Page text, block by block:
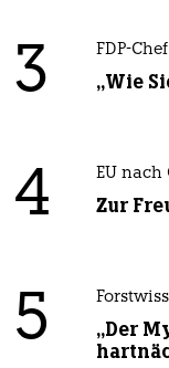
3 FDP-
„Wie
4 EU nach
Zur
5
„Der